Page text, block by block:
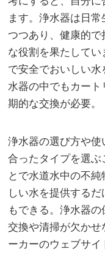
ます。浄水器は日
つつあり、健康的
な役割を果たして
で安全でおいしい
水器の中でもカー
期的な交換が必要。
浄水器の選び方や
合ったタイプを選ぶ
とで水道水中の不
しい水を提供する
もできる。浄水器
交換や清掃が欠かせ
ーカーのウェブサ